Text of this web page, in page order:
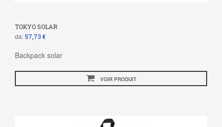
TOKYO SOLAR
da: 57,73 €
Backpack solar
VOIR PRODUIT